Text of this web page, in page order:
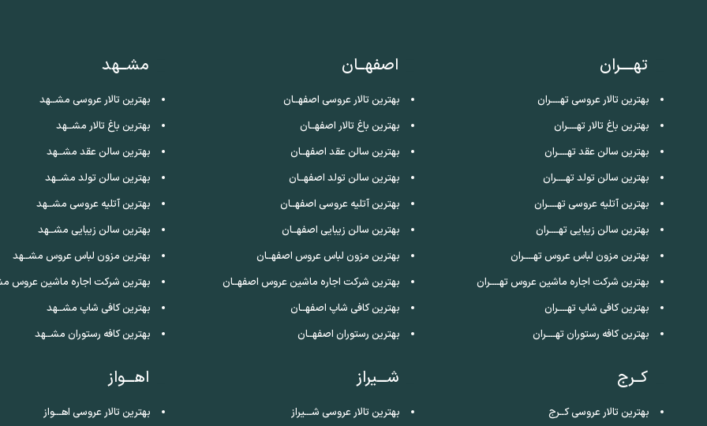
تهــــران
بهترین تالار عروسی تهــــران
بهترین باغ تالار تهــــران
بهترین سالن عقد تهــــران
بهترین سالن تولد تهــــران
بهترین آتلیه عروسی تهــــران
بهترین سالن زیبایی تهــــران
بهترین مزون لباس عروس تهــــران
بهترین شرکت اجاره ماشین عروس تهــــران
بهترین کافی شاپ تهــــران
بهترین کافه رستوران تهــــران
کــرج
بهترین تالار عروسی کــرج
اصفهــان
بهترین تالار عروسی اصفهــان
بهترین باغ تالار اصفهــان
بهترین سالن عقد اصفهــان
بهترین سالن تولد اصفهــان
بهترین آتلیه عروسی اصفهــان
بهترین سالن زیبایی اصفهــان
بهترین مزون لباس عروس اصفهــان
بهترین شرکت اجاره ماشین عروس اصفهــان
بهترین کافی شاپ اصفهــان
بهترین رستوران اصفهــان
شـــیراز
بهترین تالار عروسی شـــیراز
مشــهد
بهترین تالار عروسی مشــهد
بهترین باغ تالار مشــهد
بهترین سالن عقد مشــهد
بهترین سالن تولد مشــهد
بهترین آتلیه عروسی مشــهد
بهترین سالن زیبایی مشــهد
بهترین مزون لباس عروس مشــهد
بهترین شرکت اجاره ماشین عروس
بهترین کافی شاپ مشــهد
بهترین کافه رستوران مشــهد
اهـــواز
بهترین تالار عروسی اهـــواز